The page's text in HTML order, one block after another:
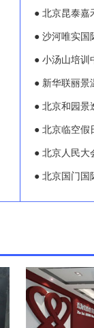
● 北京昆泰嘉
● 沙河唯实国
● 小汤山培训
● 新华联丽景
● 北京和园景
● 北京临空假
● 北京人民大
● 北京国门国